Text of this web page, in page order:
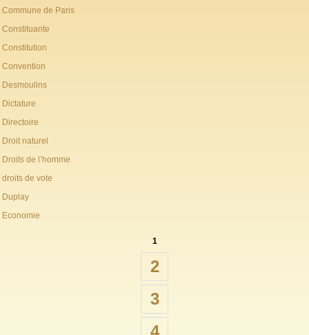
Commune de Paris
Constituante
Constitution
Convention
Desmoulins
Dictature
Directoire
Droit naturel
Droits de l’homme
droits de vote
Duplay
Economie
1
2
3